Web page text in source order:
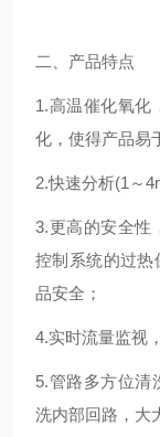
二、产品特点
1.高温催化氧化
化，使得产品易
2.快速分析(1～
3.更高的安全性
控制系统的过热
品安全；
4.实时流量监视
5.管路多方位清
洗内部回路，大